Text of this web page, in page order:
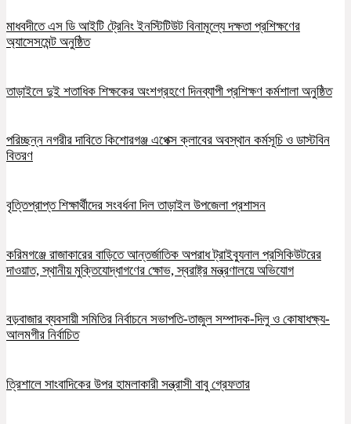
মাধবদীতে এস ডি আইটি ট্রেনিং ইনস্টিটিউট বিনামূল্যে দক্ষতা প্রশিক্ষণের
অ্যাসেসমেন্ট অনুষ্ঠিত
তাড়াইলে দুই শতাধিক শিক্ষকের অংশগ্রহণে দিনব্যাপী প্রশিক্ষণ কর্মশালা অনুষ্ঠিত
পরিচ্ছন্ন নগরীর দাবিতে কিশোরগঞ্জ এপেক্স ক্লাবের অবস্থান কর্মসূচি ও ডাস্টবিন
বিতরণ
বৃত্তিপ্রাপ্ত শিক্ষার্থীদের সংবর্ধনা দিল তাড়াইল উপজেলা প্রশাসন
করিমগঞ্জে রাজাকারের বাড়িতে আন্তর্জাতিক অপরাধ ট্রাইব্যুনাল প্রসিকিউটরের
দাওয়াত, স্থানীয় মুক্তিযোদ্ধাগণের ক্ষোভ, স্বরাষ্ট্র মন্ত্রণালয়ে অভিযোগ
বড়বাজার ব্যবসায়ী সমিতির নির্বাচনে সভাপতি-তাজুল সম্পাদক-দিলু ও কোষাধক্ষ্য-
আলমগীর নির্বাচিত
ত্রিশালে সাংবাদিকের উপর হামলাকারী সন্ত্রাসী বাবু গ্রেফতার